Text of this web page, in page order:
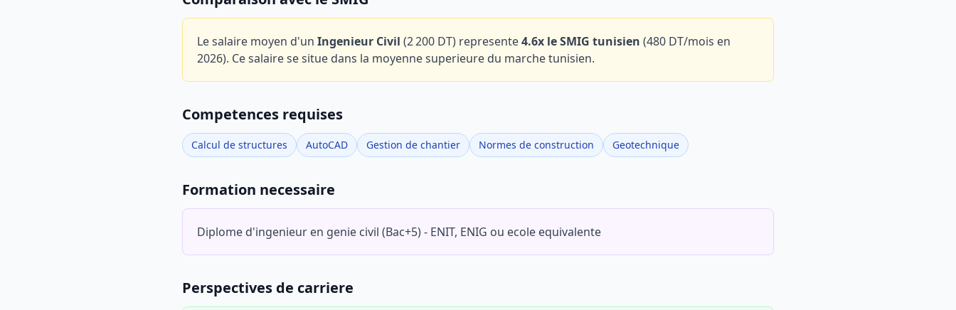
Le salaire moyen d'un Ingenieur Civil (2 200 DT) represente4.6x le SMIG tunisien (480 DT/mois en
2026). Ce salaire se situe dans la moyenne superieure du marche tunisien.
Competences requises
Calcul de structures AutoCAD Gestion de chantier Normes de construction Geotechnique
Formation necessaire
Diplome d'ingenieur en genie civil (Bac+5) - ENIT, ENIG ou ecole equivalente
Perspectives de carriere